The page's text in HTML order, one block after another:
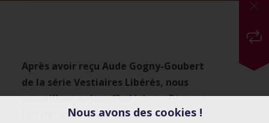
Après avoir reçu Aude Gogny-Goubert
de la série Vestiaires Libérés, nous
accueillons aujourd’huiJohann Dionnet,
l’un des comédiens de cette web-série.
Nous avons des cookies !